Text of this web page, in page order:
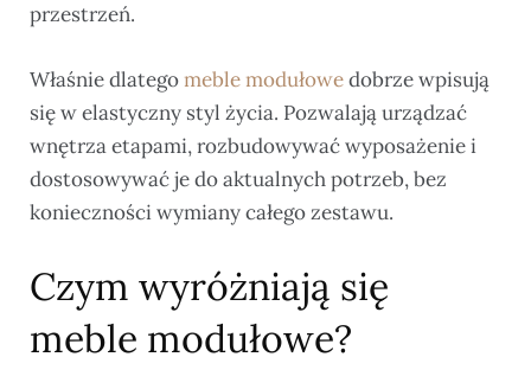
przestrzeń.
Właśnie dlategomeble modułowedobrze wpisują
się w elastyczny styl życia. Pozwalają urządzać
wnętrza etapami, rozbudowywać wyposażenie i
dostosowywać je do aktualnych potrzeb, bez
konieczności wymiany całego zestawu.
Czym wyróżniają się
meble modułowe?